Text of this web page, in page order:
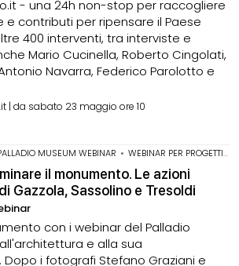
- una 24h non-stop per raccogliere
e contributi per ripensare il Paese
400 interventi, tra interviste e
Mario Cucinella, Roberto Cingolati,
Navarra, Federico Parolotto e
| da sabato 23 maggio ore 10
MUSEUM WEBINAR • WEBINAR PER PROGETTISTI
il monumento. Le azioni
Gazzola, Sassolino e Tresoldi
con i webinar del Palladio
e alla sua
i fotografi Stefano Graziani e